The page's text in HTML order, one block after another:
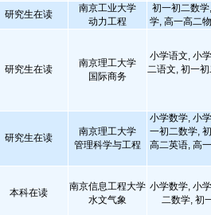
研究生在读
南京工业大学
动力工程
初一初二数
学, 高一高二
研究生在读
南京理工大学
国际商务
小学语文, 小
二语文, 初一
研究生在读
南京理工大学
管理科学与工程
小学数学, 小
一初二数学,
高二英语, 高
本科在读
南京信息工程大学
水文气象
小学数学, 小
二数学, 初